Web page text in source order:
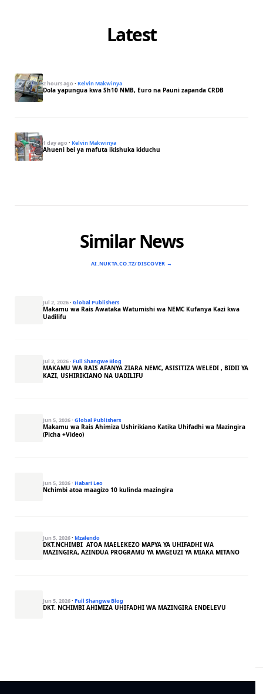
Latest
2 hours ago · Kelvin Makwinya
Dola yapungua kwa Sh10 NMB, Euro na Pauni zapanda CRDB
1 day ago · Kelvin Makwinya
Ahueni bei ya mafuta ikishuka kiduchu
Similar News
AI.NUKTA.CO.TZ/DISCOVER →
Jul 2, 2026· Global Publishers
Makamu wa Rais Awataka Watumishi wa NEMC Kufanya Kazi kwa
Uadilifu
Jul 2, 2026· Full Shangwe Blog
MAKAMU WA RAIS AFANYA ZIARA NEMC, ASISITIZA WELEDI , BIDII YA
KAZI, USHIRIKIANO NA UADILIFU
Jun 5, 2026· Global Publishers
Makamu wa Rais Ahimiza Ushirikiano Katika Uhifadhi wa Mazingira
(Picha +Video)
Jun 5, 2026· Habari Leo
Nchimbi atoa maagizo 10 kulinda mazingira
Jun 5, 2026· Mzalendo
DKT.NCHIMBI ATOA MAELEKEZO MAPYA YA UHIFADHI WA
MAZINGIRA, AZINDUA PROGRAMU YA MAGEUZI YA MIAKA MITANO
Jun 5, 2026· Full Shangwe Blog
DKT. NCHIMBI AHIMIZA UHIFADHI WA MAZINGIRA ENDELEVU